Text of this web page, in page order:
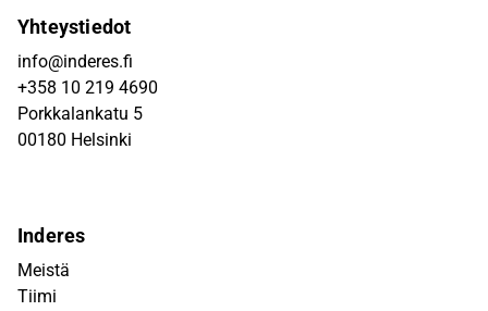
Yhteystiedot
info@inderes.fi
+358 10 219 4690
Porkkalankatu 5
00180 Helsinki
Inderes
Meistä
Tiimi